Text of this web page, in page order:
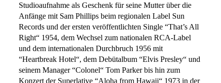
Studioaufnahme als Geschenk für seine Mutter über die
Anfänge mit Sam Phillips beim regionalen Label Sun
Records und der ersten veröffentlichten Single “That’s All
Right“ 1954, dem Wechsel zum nationalen RCA-Label
und dem internationalen Durchbruch 1956 mit
“Heartbreak Hotel“, dem Debütalbum “Elvis Presley“ und
seinem Manager “Colonel“ Tom Parker bis hin zum
Konzert der Superlative “Aloha from Hawaii“ 1973 in der